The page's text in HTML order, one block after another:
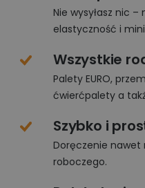
Nie wysyłasz nic –
elastyczność i
Wszystkie
Palety EURO,
ćwierćpalety a
Szybko i
Doręczenie
roboczego.